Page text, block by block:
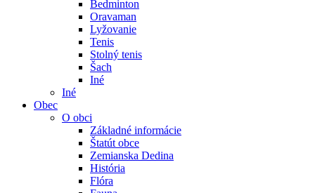
Bedminton
Oravaman
Lyžovanie
Tenis
Stolný tenis
Šach
Iné
Iné
Obec
O obci
Základné informácie
Štatút obce
Zemianska Dedina
História
Flóra